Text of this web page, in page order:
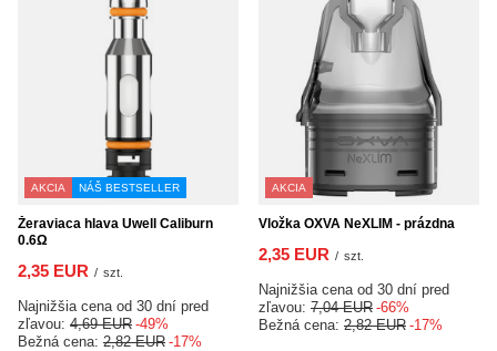
AKCIA NÁŠ BESTSELLER
Žeraviaca hlava Uwell Caliburn
0.6Ω
2,35 EUR / szt.
Najnižšia cena od 30 dní pred
zľavou: 4,69 EUR -49%
Bežná cena: 2,82 EUR -17%
AKCIA
Vložka OXVA NeXLIM - prázdna
2,35 EUR / szt.
Najnižšia cena od 30 dní pred
zľavou: 7,04 EUR -66%
Bežná cena: 2,82 EUR -17%